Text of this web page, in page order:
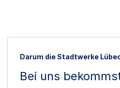
Darum die Stadtwerke
Bei uns